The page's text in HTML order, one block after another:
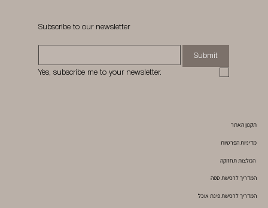
Subscribe to our newsletter
Submit
Yes, subscribe me to your newsletter.
מדיניות הפרטיות
המדריך לרכישת ספה
המדריך לרכישת פינת אוכל
תקנון האתר
המלצות תחזוקה